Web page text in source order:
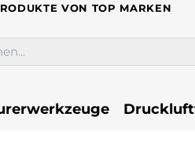
VON TOP MARKEN